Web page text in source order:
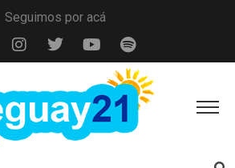
Seguimos por acá